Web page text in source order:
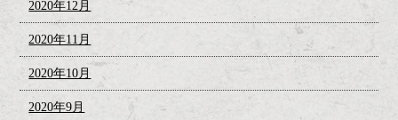
2020年12月
2020年11月
2020年10月
2020年9月